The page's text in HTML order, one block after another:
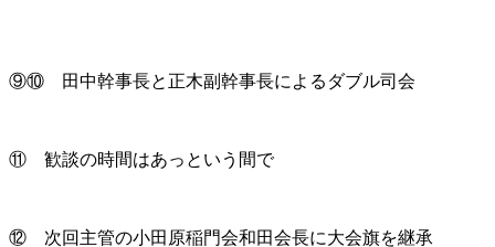
⑨⑩ 田中幹事長と正木副幹事長によるダブル司会
⑪ 歓談の時間はあっという間で
⑫ 次回主管の小田原稲門会和田会長に大会旗を継承